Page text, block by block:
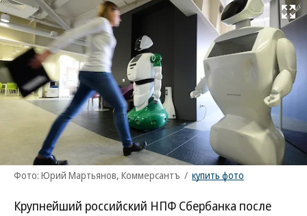
Развернуть
Фото: Юрий Мартьянов, Коммерсантъ / купить фото
Крупнейший российский НПФ Сбербанка после